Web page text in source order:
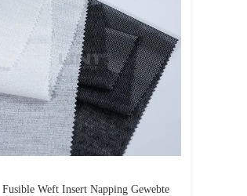
Fusible Weft Insert Napping Gewebte